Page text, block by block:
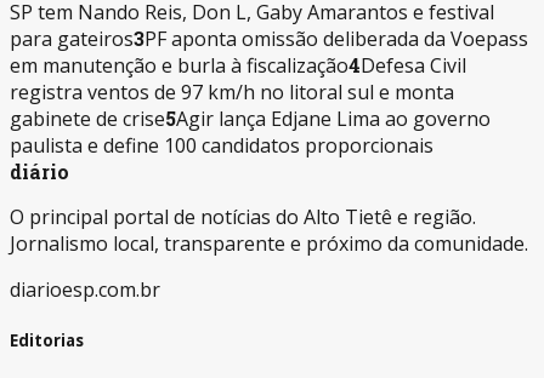
SP tem Nando Reis, Don L, Gaby Amarantos e festival
para gateiros3PF aponta omissão deliberada da Voepass
em manutenção e burla à fiscalização4Defesa Civil
registra ventos de 97 km/h no litoral sul e monta
gabinete de crise5Agir lança Edjane Lima ao governo
paulista e define 100 candidatos proporcionais
diário
O principal portal de notícias do Alto Tietê e região.
Jornalismo local, transparente e próximo da comunidade.
diarioesp.com.br
Editorias